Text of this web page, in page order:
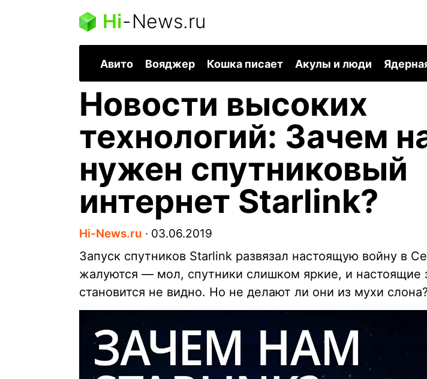
Hi-News.ru
Авито Вояджер Кошка писает Акулы и люди
Новости высоких
технологий: Зачем
нужен спутниковый
интернет Starlink?
Hi-News.ru ∙ 03.06.2019
Запуск спутников Starlink развязал настоящую войну в
жалуются — мол, спутники слишком яркие, и настоящие
становится не видно. Но не делают ли они из мухи слона?